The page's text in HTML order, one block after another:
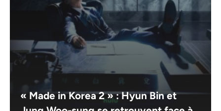
« Made in Korea 2 » : Hyun Bin et